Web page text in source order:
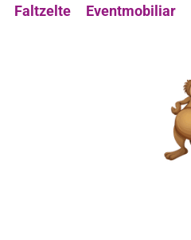
Faltzelte Eventmobiliar